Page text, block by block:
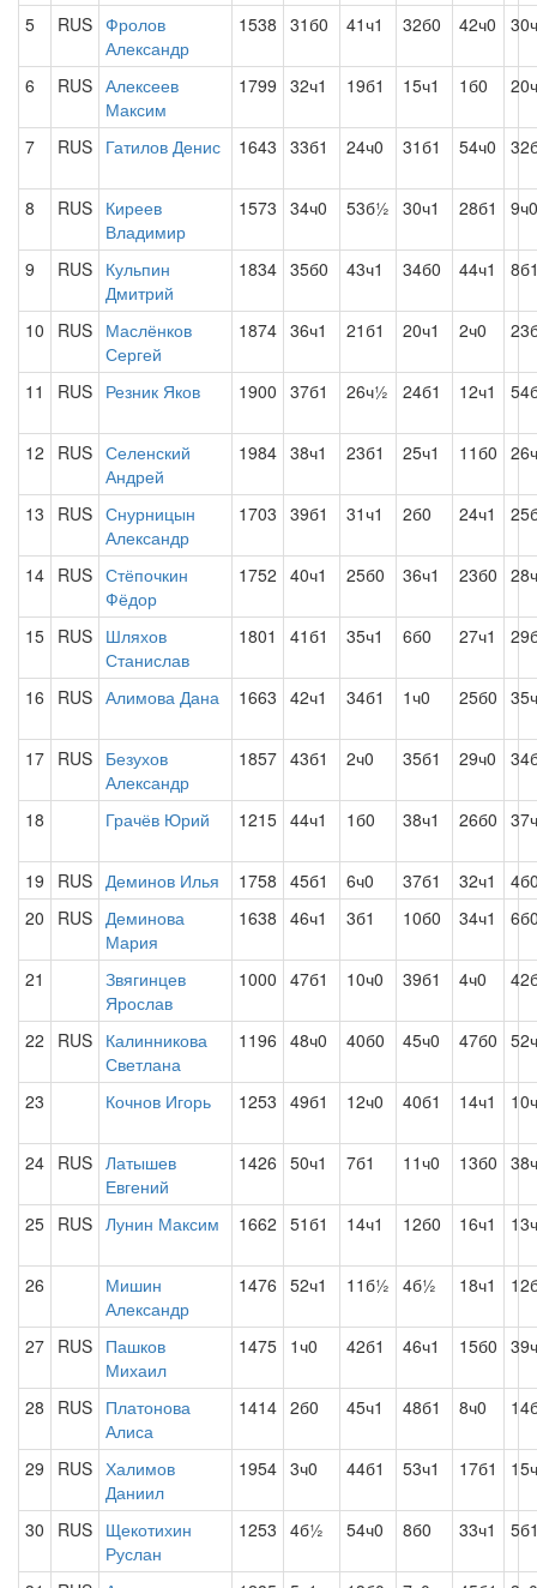
5 RUS Фролов
Александр
1538 31б0 41ч1 32б0 42ч0
6 RUS Алексеев
Максим
1799 32ч1 19б1 15ч1 1б0
7 RUS Гатилов Денис 1643 33б1 24ч0 31б1 54ч0
8 RUS Киреев
Владимир
1573 34ч0 53б½ 30ч1 28б1 9ч0
9 RUS Кульпин
Дмитрий
1834 35б0 43ч1 34б0 44ч1
10 RUS Маслёнков
Сергей
1874 36ч1 21б1 20ч1 2ч0
11 RUS Резник Яков 1900 37б1 26ч½ 24б1 12ч1
12 RUS Селенский
Андрей
1984 38ч1 23б1 25ч1 11б0
13 RUS Снурницын
Александр
1703 39б1 31ч1 2б0 24ч1
14 RUS Стёпочкин
Фёдор
1752 40ч1 25б0 36ч1 23б0
15 RUS Шляхов
Станислав
1801 41б1 35ч1 6б0 27ч1
16 RUS Алимова Дана 1663 42ч1 34б1 1ч0 25б0
17 RUS Безухов
Александр
1857 43б1 2ч0 35б1 29ч0
18 Грачёв Юрий 1215 44ч1 1б0 38ч1 26б0
19 RUS Деминов Илья 1758 45б1 6ч0 37б1 32ч1
20
RUS Деминова
Мария
1638 46ч1 3б1 10б0 34ч1
21
Звягинцев
Ярослав
1000 47б1 10ч0 39б1 4ч0
22 RUS Калинникова
Светлана
1196 48ч0 40б0 45ч0 47б0
23 Кочнов Игорь 1253 49б1 12ч0 40б1 14ч1
24 RUS Латышев
Евгений
1426 50ч1 7б1 11ч0 13б0
25 RUS Лунин Максим 1662 51б1 14ч1 12б0 16ч1
26
Мишин
Александр
1476 52ч1 11б½ 4б½ 18ч1
27 RUS Пашков
Михаил
1475 1ч0 42б1 46ч1 15б0
28 RUS Платонова
Алиса
1414 2б0 45ч1 48б1 8ч0
29 RUS Халимов
Даниил
1954 3ч0 44б1 53ч1 17б1
30 RUS Щекотихин
Руслан
1253 4б½ 54ч0 8б0 33ч1